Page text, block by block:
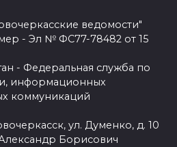
ведомости"
- Эл № ФС77-78482 от 15
- Федеральная служба по
информационных
коммуникаций
ул. Думенко, д. 10
Борисович